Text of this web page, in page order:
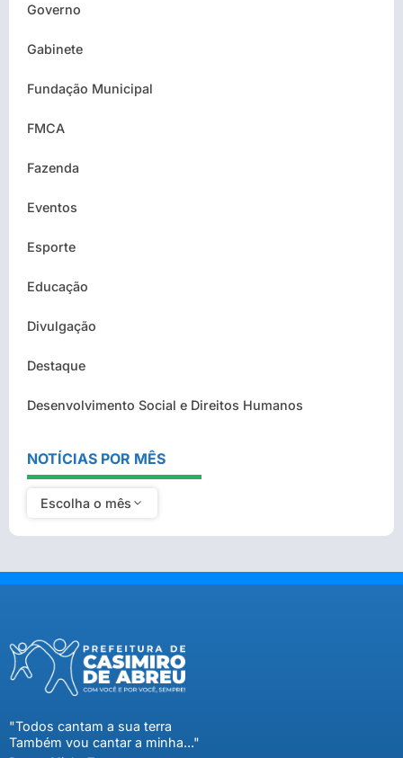
Governo
Gabinete
Fundação Municipal
FMCA
Fazenda
Eventos
Esporte
Educação
Divulgação
Destaque
Desenvolvimento Social e Direitos Humanos
NOTÍCIAS POR MÊS
Escolha o mês
"Todos cantam a sua terra
Também vou cantar a minha..."